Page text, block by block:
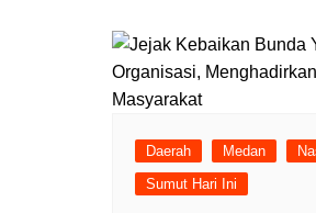
Daerah Medan
Sumut Hari Ini